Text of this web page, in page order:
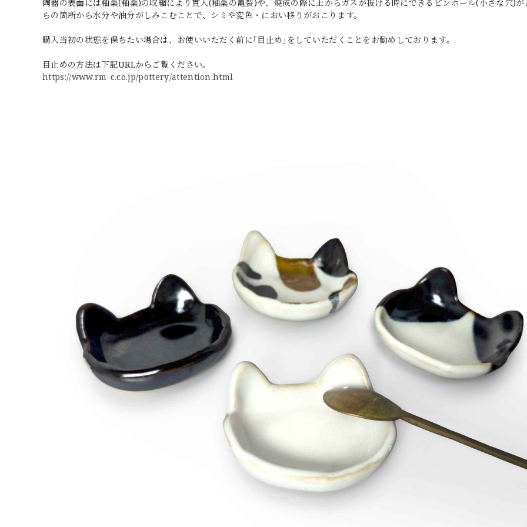
陶器の表面には釉薬(釉薬)の収縮により貫入(釉薬の亀裂)や、焼成の際に土からガスが抜ける時にできるピンホール(小さな穴)が
らの箇所から水分や油分がしみこむことで、シミや変色・におい移りがおこります。
購入当初の状態を保ちたい場合は、お使いいただく前に｢目止め｣をしていただくことをお勧めしております。
目止めの方法は下記URLからご覧ください。
https://www.rm-c.co.jp/pottery/attention.html